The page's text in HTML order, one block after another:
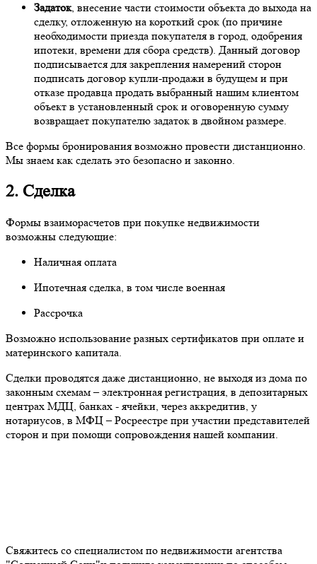
Задаток, внесение части стоимости объекта до выхода на
сделку, отложенную на короткий срок (по причине
необходимости приезда покупателя в город, одобрения
ипотеки, времени для сбора средств). Данный договор
подписывается для закрепления намерений сторон
подписать договор купли-продажи в будущем и при
отказе продавца продать выбранный нашим клиентом
объект в установленный срок и оговоренную сумму
возвращает покупателю задаток в двойном размере.
Все формы бронирования возможно провести дистанционно.
Мы знаем как сделать это безопасно и законно.
2. Сделка
Формы взаиморасчетов при покупке недвижимости
возможны следующие:
Наличная оплата
Ипотечная сделка, в том числе военная
Рассрочка
Возможно использование разных сертификатов при оплате и
материнского капитала.
Сделки проводятся даже дистанционно, не выходя из дома по
законным схемам – электронная регистрация, в депозитарных
центрах МДЦ, банках - ячейки, через аккредитив, у
нотариусов, в МФЦ – Росреестре при участии представителей
сторон и при помощи сопровождения нашей компании.
Свяжитесь со специалистом по недвижимости агентства